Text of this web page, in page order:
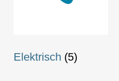
Elektrisch (5)